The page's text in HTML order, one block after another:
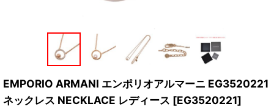
EMPORIO ARMANI エンポリオアルマーニ EG3520221
ネックレス NECKLACE レディース [EG3520221]